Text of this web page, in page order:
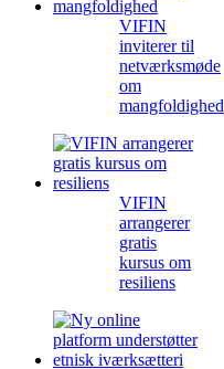
VIFIN
inviterer til
netværksmøde
om
mangfoldighed
VIFIN
arrangerer
gratis
kursus om
resiliens